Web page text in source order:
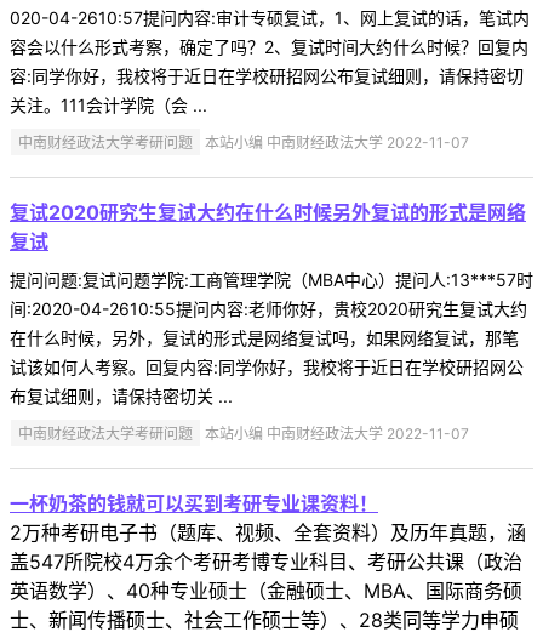
020-04-2610:57提问内容:审计专硕复试，1、网上复试的话，笔试内
容会以什么形式考察，确定了吗？2、复试时间大约什么时候？回复内
容:同学你好，我校将于近日在学校研招网公布复试细则，请保持密切
关注。111会计学院（会 ...
中南财经政法大学考研问题 本站小编 中南财经政法大学 2022-11-07
复试2020研究生复试大约在什么时候另外复试的形式是网络
复试
提问问题:复试问题学院:工商管理学院（MBA中心）提问人:13***57时
间:2020-04-2610:55提问内容:老师你好，贵校2020研究生复试大约
在什么时候，另外，复试的形式是网络复试吗，如果网络复试，那笔
试该如何人考察。回复内容:同学你好，我校将于近日在学校研招网公
布复试细则，请保持密切关 ...
中南财经政法大学考研问题 本站小编 中南财经政法大学 2022-11-07
一杯奶茶的钱就可以买到考研专业课资料！
2万种考研电子书（题库、视频、全套资料）及历年真题，涵
盖547所院校4万余个考研考博专业科目、考研公共课（政治
英语数学）、40种专业硕士（金融硕士、MBA、国际商务硕
士、新闻传播硕士、社会工作硕士等）、28类同等学力申硕